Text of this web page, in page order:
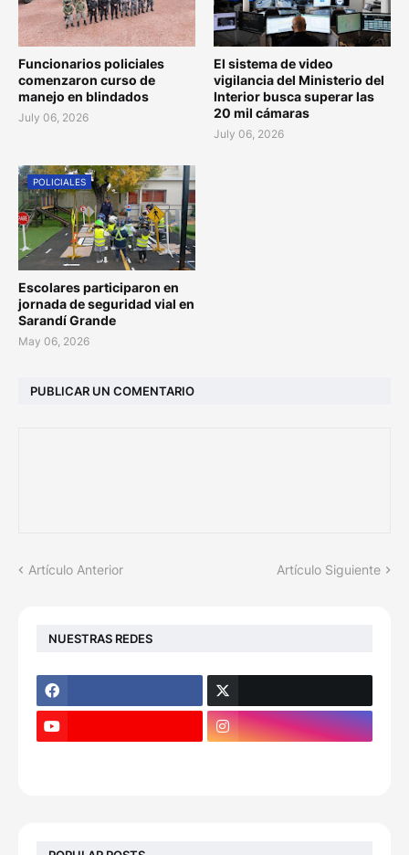
Funcionarios policiales
comenzaron curso de
manejo en blindados
July 06, 2026
El sistema de video
vigilancia del Ministerio del
Interior busca superar las
20 mil cámaras
July 06, 2026
POLICIALES
Escolares participaron en
jornada de seguridad vial en
Sarandí Grande
May 06, 2026
PUBLICAR UN COMENTARIO
Artículo Anterior Artículo Siguiente
NUESTRAS REDES